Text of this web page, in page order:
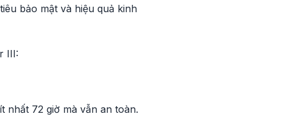
bảo mật và hiệu quả kinh
III:
nhất 72 giờ mà vẫn an toàn.